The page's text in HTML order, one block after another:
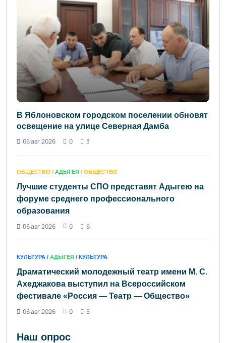
В Яблоновском городском поселении обновят
освещение на улице Северная Дамба
06 авг 2026
0 3
ОБЩЕСТВО / АДЫГЕЯ / ОБЩЕСТВО
Лучшие студенты СПО представят Адыгею на
форуме среднего профессионального
образования
06 авг 2026
0 6
КУЛЬТУРА / АДЫГЕЯ / КУЛЬТУРА
Драматический молодежный театр имени М. С.
Ахеджакова выступил на Всероссийском
фестивале «Россия — Театр — Общество»
06 авг 2026
0 5
Наш опрос